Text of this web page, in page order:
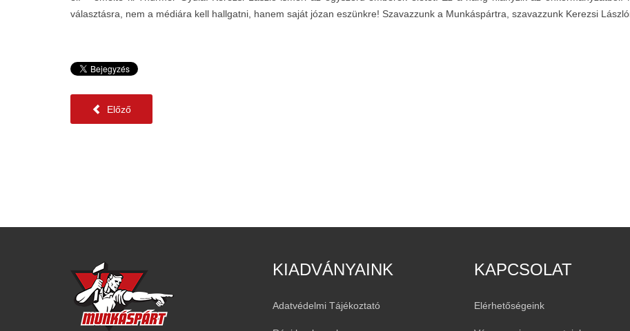
választásra, nem a médiára kell hallgatni, hanem saját józan eszünkre! Szavazzunk a Munkáspártra, szavazzunk Kerezsi
Előző
KIADVÁNYAINK
Adatvédelmi Tájékoztató
KAPCSOLAT
Elérhetőségeink